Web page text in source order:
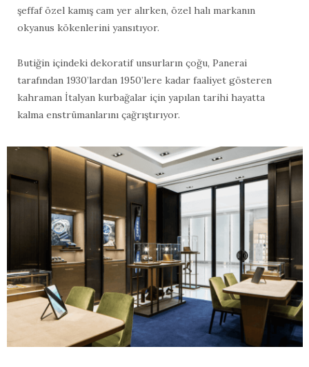
şeffaf özel kamış cam yer alırken, özel halı markanın
okyanus kökenlerini yansıtıyor.
Butiğin içindeki dekoratif unsurların çoğu, Panerai
tarafından 1930’lardan 1950’lere kadar faaliyet gösteren
kahraman İtalyan kurbağalar için yapılan tarihi hayatta
kalma enstrümanlarını çağrıştırıyor.